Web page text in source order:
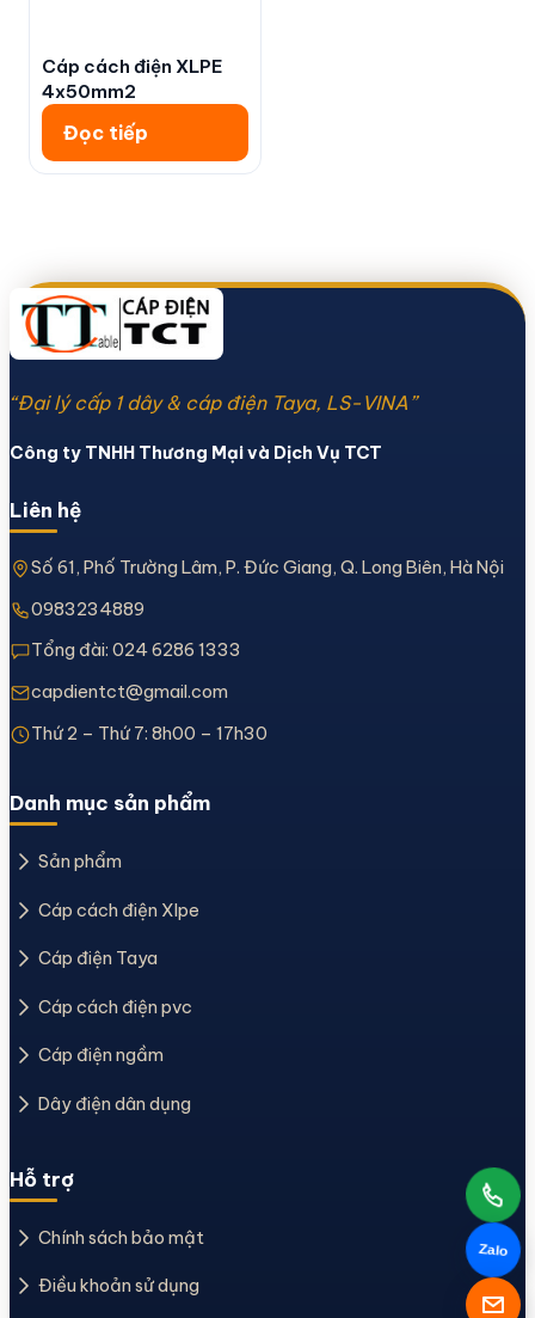
Cáp cách điện XLPE
4x50mm2
Đọc tiếp
“Đại lý cấp 1 dây & cáp điện Taya, LS-VINA”
Công ty TNHH Thương Mại và Dịch Vụ TCT
Liên hệ
Số 61, Phố Trường Lâm, P. Đức Giang, Q. Long Biên, Hà Nội
0983234889
Tổng đài: 024 6286 1333
capdientct@gmail.com
Thứ 2 – Thứ 7: 8h00 – 17h30
Danh mục sản phẩm
Sản phẩm
Cáp cách điện Xlpe
Cáp điện Taya
Cáp cách điện pvc
Cáp điện ngầm
Dây điện dân dụng
Hỗ trợ
Chính sách bảo mật
Điều khoản sử dụng
Zalo